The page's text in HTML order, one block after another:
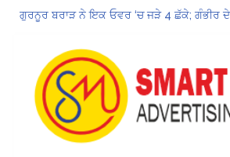
ਗੁਰਨੂਰ ਬਰਾੜ ਨੇ ਇਕ ਓਵਰ ‘ਚ ਜੜੇ 4 ਛੱਕੇ; ਗੰਭੀਰ
Hukamnama Sri Darbar Sahib, Amritsar –
CM ਮਾਨ ਨੇ 866 ਨੌਜਵਾਨਾਂ ਨੂੰ ਸਰਕਾਰੀ ਨੌਕਰੀਆਂ
ਸ੍ਰੀਲੰਕਾ ਟੈਸਟ ਸੀਰੀਜ਼: ਸਰਫ਼ਰਾਜ਼ ਖਾਨ ਹੋ ਸਕਦੇ